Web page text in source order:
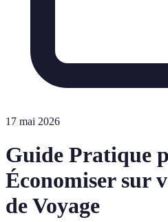
17 mai 2026
Guide Pratique
Économiser sur
de Voyage